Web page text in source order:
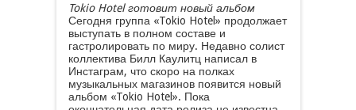
Tokio Hotel готовит новый альбом
Сегодня группа «Tokio Hotel» продолжает
выступать в полном составе и
гастролировать по миру. Недавно солист
коллектива Билл Каулитц написал в
Инстаграм, что скоро на полках
музыкальных магазинов появится новый
альбом «Tokio Hotel». Пока